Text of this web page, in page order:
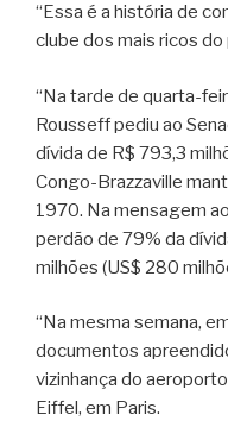
“Essa é a história de
clube dos mais ricos do
“Na tarde de quarta-
Rousseff pediu ao
dívida de R$ 793,3
Congo-Brazzaville
1970. Na mensagem
perdão de 79% da
milhões (US$ 280
“Na mesma semana,
documentos
vizinhança do
Eiffel, em Paris.